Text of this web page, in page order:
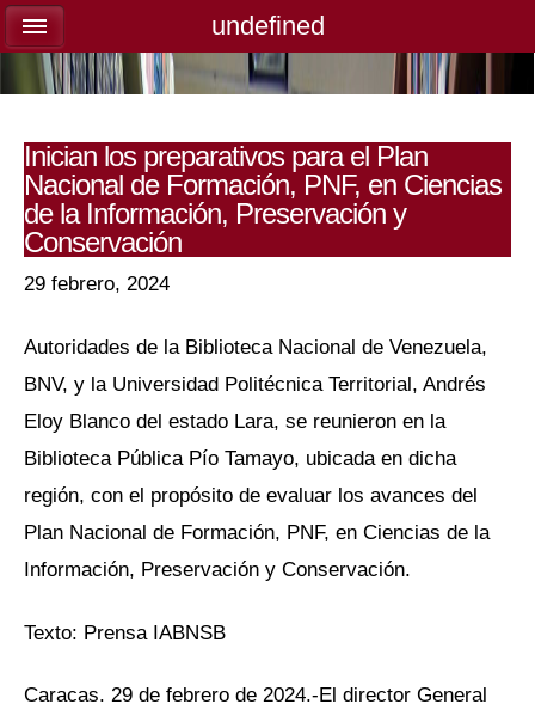
Inician los preparativos para el Plan
Nacional de Formación, PNF, en Ciencias
de la Información, Preservación y
Conservación
29 febrero, 2024
Autoridades de la Biblioteca Nacional de Venezuela,
BNV, y la Universidad Politécnica Territorial, Andrés
Eloy Blanco del estado Lara, se reunieron en la
Biblioteca Pública Pío Tamayo, ubicada en dicha
región, con el propósito de evaluar los avances del
Plan Nacional de Formación, PNF, en Ciencias de la
Información, Preservación y Conservación.
Texto: Prensa IABNSB
Caracas. 29 de febrero de 2024.-El director General
undefined
undefined